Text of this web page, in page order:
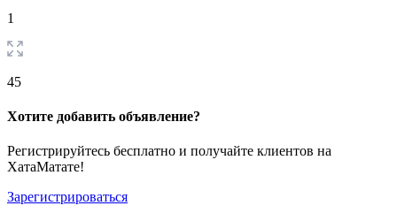
1
45
Хотите добавить объявление?
Регистрируйтесь бесплатно и получайте клиентов на
ХатаМатате!
Зарегистрироваться